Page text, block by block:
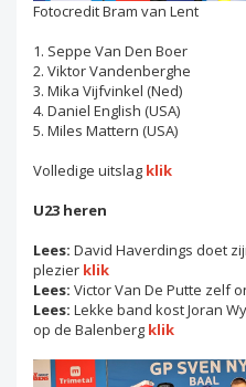
Fotocredit Bram van Lent
1. Seppe Van Den Boer
2. Viktor Vandenberghe
3. Mika Vijfvinkel (Ned)
4. Daniel English (USA)
5. Miles Mattern (USA)
Volledige uitslag klik
U23 heren
Lees: David Haverdings doet
plezier klik
Lees: Victor Van De Putte zelf
Lees: Lekke band kost Joran
op de Balenberg klik